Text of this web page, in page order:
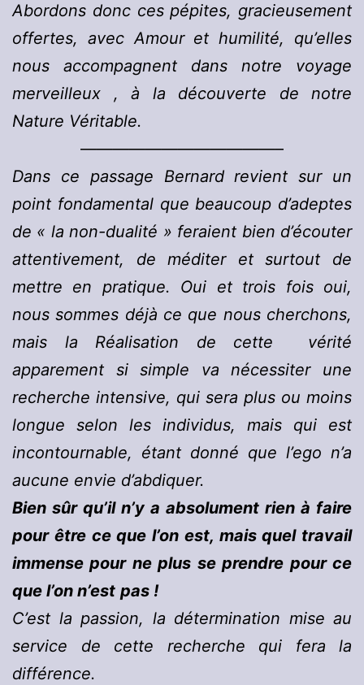
Abordons donc ces pépites, gracieusement
offertes, avec Amour et humilité, qu’elles
nous accompagnent dans notre voyage
merveilleux , à la découverte de notre
Nature Véritable.
————————————–
Dans ce passage Bernard revient sur un
point fondamental que beaucoup d’adeptes
de « la non-dualité » feraient bien d’écouter
attentivement, de méditer et surtout de
mettre en pratique. Oui et trois fois oui,
nous sommes déjà ce que nous cherchons,
mais la Réalisation de cette vérité
apparement si simple va nécessiter une
recherche intensive, qui sera plus ou moins
longue selon les individus, mais qui est
incontournable, étant donné que l’ego n’a
aucune envie d’abdiquer.
Bien sûr qu’il n’y a absolument rien à faire
pour être ce que l’on est, mais quel travail
immense pour ne plus se prendre pour ce
que l’on n’est pas !
C’est la passion, la détermination mise au
service de cette recherche qui fera la
différence.